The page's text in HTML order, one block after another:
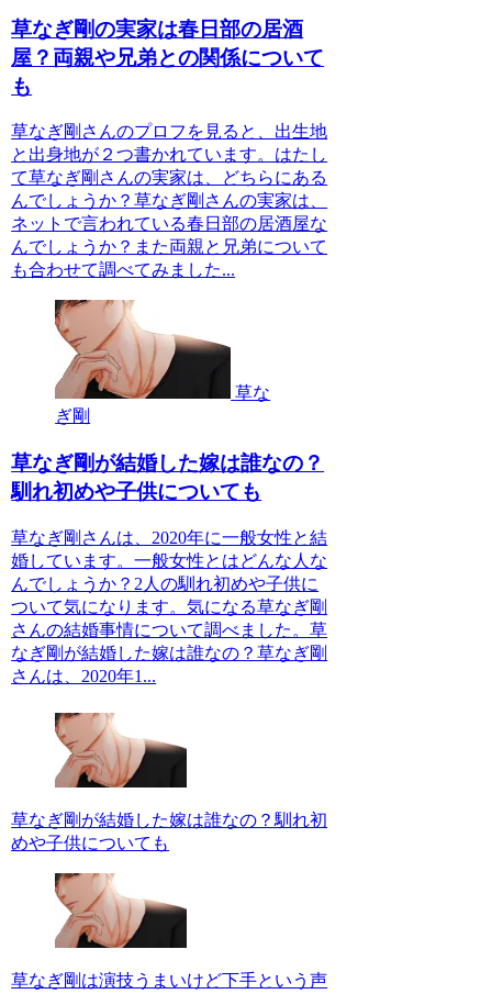
草なぎ剛の実家は春日部の居酒
屋？両親や兄弟との関係について
も
草なぎ剛さんのプロフを見ると、出生地
と出身地が２つ書かれています。はたし
て草なぎ剛さんの実家は、どちらにある
んでしょうか？草なぎ剛さんの実家は、
ネットで言われている春日部の居酒屋な
んでしょうか？また両親と兄弟について
も合わせて調べてみました...
草な
ぎ剛
草なぎ剛が結婚した嫁は誰なの？
馴れ初めや子供についても
草なぎ剛さんは、2020年に一般女性と結
婚しています。一般女性とはどんな人な
んでしょうか？2人の馴れ初めや子供に
ついて気になります。気になる草なぎ剛
さんの結婚事情について調べました。草
なぎ剛が結婚した嫁は誰なの？草なぎ剛
さんは、2020年1...
草なぎ剛が結婚した嫁は誰なの？馴れ初
めや子供についても
草なぎ剛は演技うまいけど下手という声